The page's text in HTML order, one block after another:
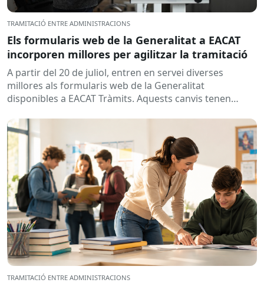
TRAMITACIÓ ENTRE ADMINISTRACIONS
Els formularis web de la Generalitat a EACAT
incorporen millores per agilitzar la tramitació
A partir del 20 de juliol, entren en servei diverses
millores als formularis web de la Generalitat
disponibles a EACAT Tràmits. Aquests canvis tenen
TRAMITACIÓ ENTRE ADMINISTRACIONS